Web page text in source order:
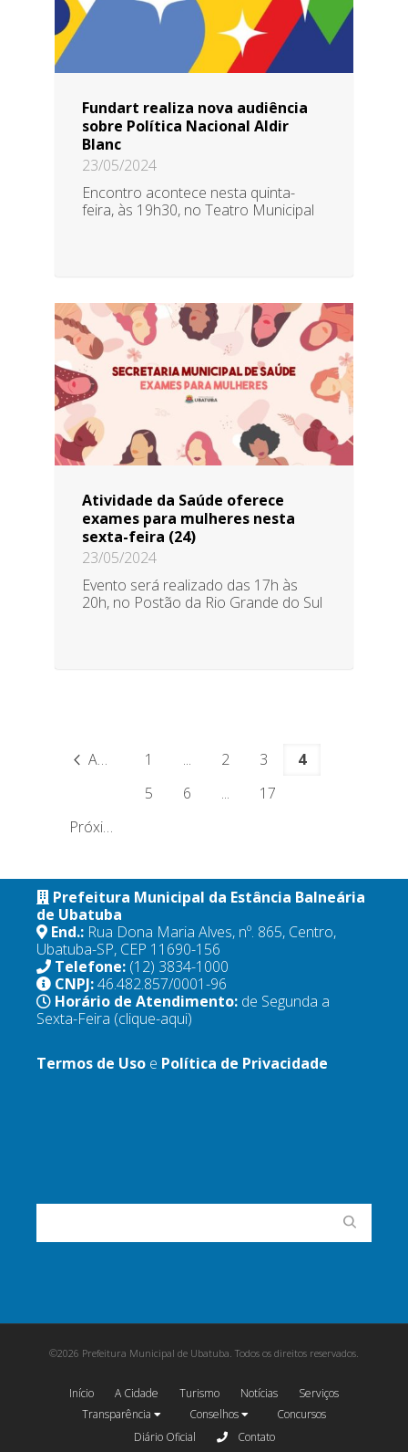
Fundart realiza nova audiência
sobre Política Nacional Aldir
Blanc
23/05/2024
Encontro acontece nesta quinta-
feira, às 19h30, no Teatro Municipal
Atividade da Saúde oferece
exames para mulheres nesta
sexta-feira (24)
23/05/2024
Evento será realizado das 17h às
20h, no Postão da Rio Grande do Sul
Anterior 1 ... 2 3
4
5
6 ...
17
Próximo
Prefeitura Municipal da Estância Balneária
de Ubatuba
End.: Rua Dona Maria Alves, nº. 865, Centro,
Ubatuba-SP, CEP 11690-156
Telefone: (12) 3834-1000
CNPJ:46.482.857/0001-96
Horário de Atendimento: de Segunda a
Sexta-Feira (clique-aqui)
Termos de Uso e Política de Privacidade
©2026 Prefeitura Municipal de Ubatuba. Todos os direitos reservados.
Início A Cidade Turismo Notícias
Serviços
Transparência
Conselhos
Concursos
Diário Oficial
Contato